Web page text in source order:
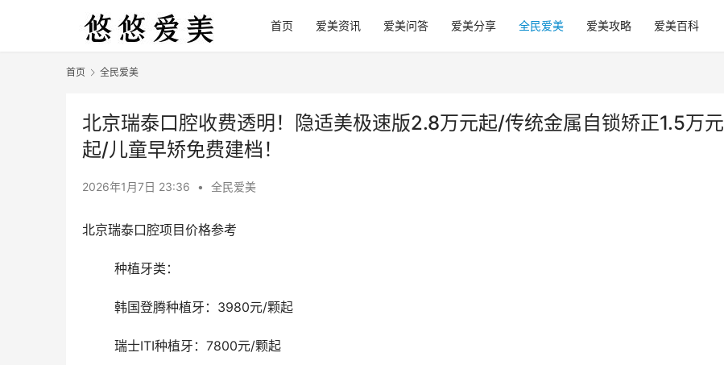
首页 爱美资讯 爱美问答 爱美分享 全民爱美 爱美攻略 爱美百科
首页 全民爱美
北京瑞泰口腔收费透明！隐适美极速版2.8万元起/传统金属自锁矫正1.5万元
起/儿童早矫免费建档！
2026年1月7日 23:36 • 全民爱美
北京瑞泰口腔项目价格参考
	种植牙类：
	韩国登腾种植牙：3980元/颗起
	瑞士ITI种植牙：7800元/颗起